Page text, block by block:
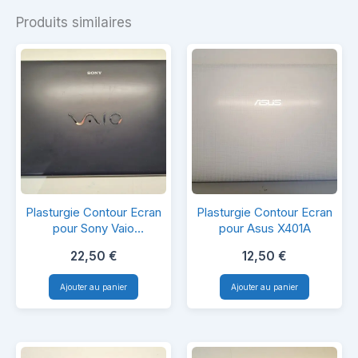
Produits similaires
Plasturgie
Contour
Ecran
pour
Sony
SVE151C11M
Plasturgie Contour Ecran
pour Sony Vaio
22,50 €
Ajouter au panier
Plasturgie
Contour
Ecran
pour
Asus
Plasturgie Contour Ecran
pour Asus X401A
12,50 €
Ajouter au panier